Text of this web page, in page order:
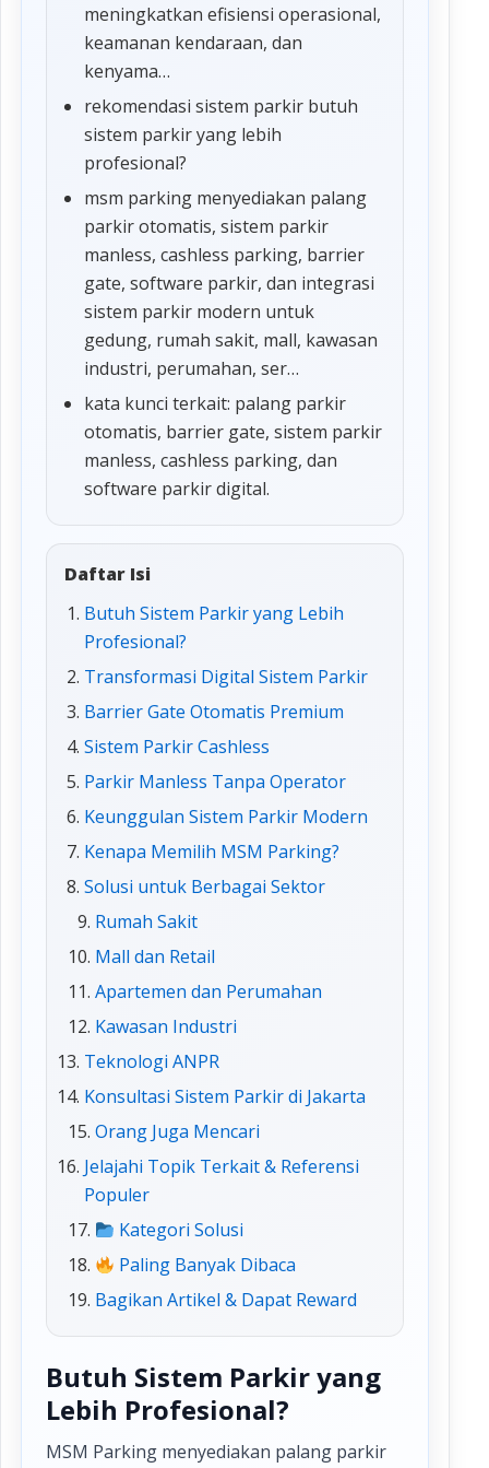
meningkatkan efisiensi operasional,
keamanan kendaraan, dan
kenyama…
rekomendasi sistem parkir butuh
sistem parkir yang lebih
profesional?
msm parking menyediakan palang
parkir otomatis, sistem parkir
manless, cashless parking, barrier
gate, software parkir, dan integrasi
sistem parkir modern untuk
gedung, rumah sakit, mall, kawasan
industri, perumahan, ser…
kata kunci terkait: palang parkir
otomatis, barrier gate, sistem parkir
manless, cashless parking, dan
software parkir digital.
Daftar Isi
Butuh Sistem Parkir yang Lebih
Profesional?
Transformasi Digital Sistem Parkir
Barrier Gate Otomatis Premium
Sistem Parkir Cashless
Parkir Manless Tanpa Operator
Keunggulan Sistem Parkir Modern
Kenapa Memilih MSM Parking?
Solusi untuk Berbagai Sektor
Rumah Sakit
Mall dan Retail
Apartemen dan Perumahan
Kawasan Industri
Teknologi ANPR
Konsultasi Sistem Parkir di Jakarta
Orang Juga Mencari
Jelajahi Topik Terkait & Referensi
Populer
Kategori Solusi
Paling Banyak Dibaca
Bagikan Artikel & Dapat Reward
Butuh Sistem Parkir yang
Lebih Profesional?
MSM Parking menyediakan palang parkir